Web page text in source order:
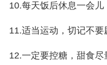
10.每天饭后休息一会
11.适当运动，切记不要
12.一定要控糖，甜食尽